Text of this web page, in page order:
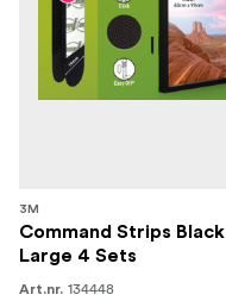
3M
Command Strips Black
Large 4 Sets
Art.nr. 134448